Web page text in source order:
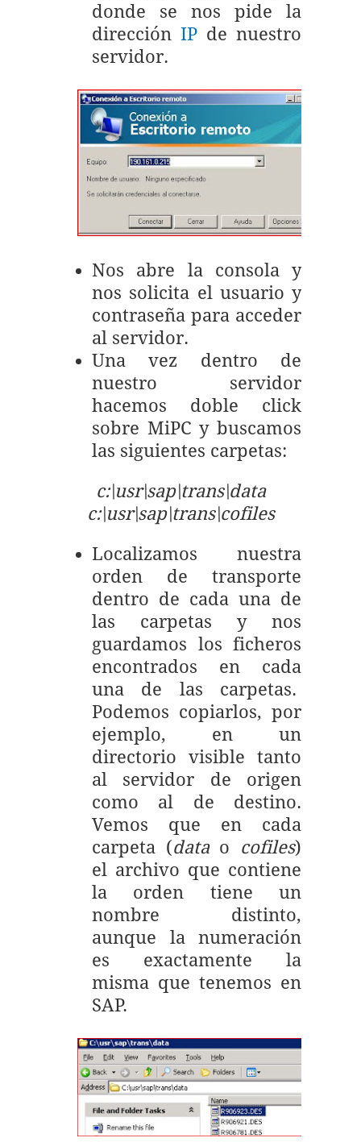
donde se nos pide la
dirección IP de nuestro
servidor.
Nos abre la consola y
nos solicita el usuario y
contraseña para acceder
al servidor.
Una vez dentro de
nuestro servidor
hacemos doble click
sobre MiPC y buscamos
las siguientes carpetas:
c:\usr\sap\trans\data
c:\usr\sap\trans\cofiles
Localizamos nuestra
orden de transporte
dentro de cada una de
las carpetas y nos
guardamos los ficheros
encontrados en cada
una de las carpetas.
Podemos copiarlos, por
ejemplo, en un
directorio visible tanto
al servidor de origen
como al de destino.
Vemos que en cada
carpeta (data o cofiles)
el archivo que contiene
la orden tiene un
nombre distinto,
aunque la numeración
es exactamente la
misma que tenemos en
SAP.